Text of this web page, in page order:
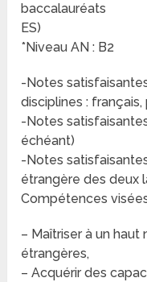
baccalauréats
*Niveau AN : B2
-Notes
disciplines :
-Notes
échéant)
-Notes
étrangère des deux
Compétences
– Maîtriser à un haut
étrangères,
– Acquérir des